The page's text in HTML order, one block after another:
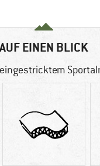
AUF EINEN BLICK